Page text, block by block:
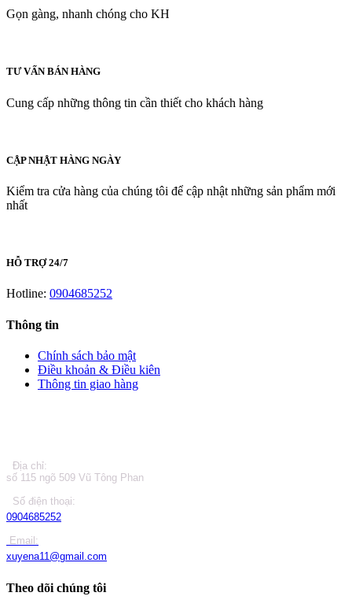
Gọn gàng, nhanh chóng cho KH
TƯ VẤN BÁN HÀNG
Cung cấp những thông tin cần thiết cho khách hàng
CẬP NHẬT HÀNG NGÀY
Kiểm tra cửa hàng của chúng tôi để cập nhật những sản phẩm mới
nhất
HỖ TRỢ 24/7
Hotline: 0904685252
Thông tin
Chính sách bảo mật
Điều khoản & Điều kiên
Thông tin giao hàng
Địa chỉ:
số 115 ngõ 509 Vũ Tông Phan
Số điện thoại:
0904685252
Email:
xuyena11@gmail.com
Theo dõi chúng tôi